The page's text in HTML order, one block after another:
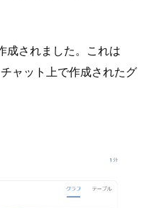
成されました。これは
ャット上で作成されたグ